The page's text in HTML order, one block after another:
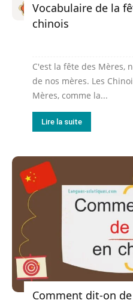
Vocabulaire de la
chinois
C'est la fête des Mères,
de nos mères. Les
Mères, comme la...
Lire la suite
Comment dit-on